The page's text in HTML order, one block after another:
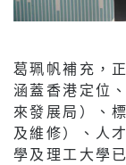
葛珮帆補充，
涵蓋香港定位
來發展局）、
及維修）、人
學及理工大學